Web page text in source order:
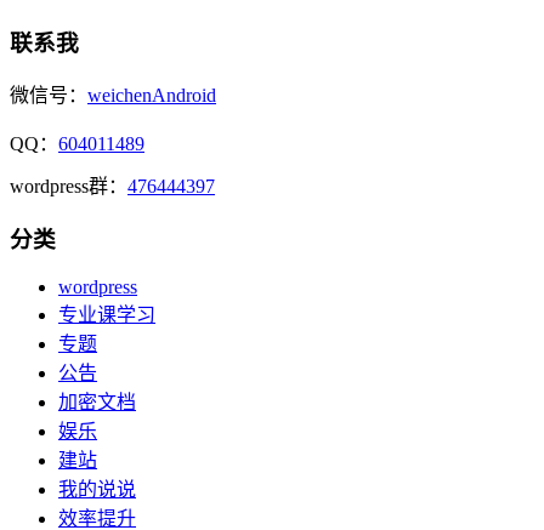
联系我
微信号： weichenAndroid
QQ： 604011489
wordpress群： 476444397
分类
wordpress
专业课学习
专题
公告
加密文档
娱乐
建站
我的说说
效率提升